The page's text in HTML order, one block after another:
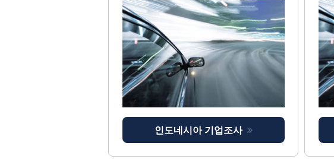
인도네시아 기업조사